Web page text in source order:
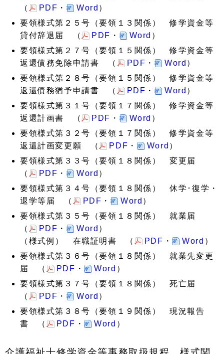
（
PDF ・ Word ）
要領様式第２５号（要領１３関係） 修学資金等
貸付辞退届 （
PDF ・ Word ）
要領様式第２７号（要領１５関係） 修学資金等
返還債務免除申請書 （
PDF ・ Word ）
要領様式第２８号（要領１５関係） 修学資金等
返還債務猶予申請書 （
PDF ・ Word ）
要領様式第３１号（要領１７関係） 修学資金等
返還計画書 （
PDF ・ Word ）
要領様式第３２号（要領１７関係） 修学資金等
返還計画変更願 （
PDF ・ Word ）
要領様式第３３号（要領１８関係） 変更届
（
PDF ・ Word ）
要領様式第３４号（要領１８関係） 休学･復学・
退学等届 （
PDF ・ Word ）
要領様式第３５号（要領１８関係） 就業届
（
PDF ・ Word ）
（様式例） 在職証明書 （
PDF ・ Word ）
要領様式第３６号（要領１８関係） 就業先変更
届 （
PDF ・ Word ）
要領様式第３７号（要領１８関係） 死亡届
（
PDF ・ Word ）
要領様式第３８号（要領１９関係） 現況報告
書 （
PDF ・ Word ）